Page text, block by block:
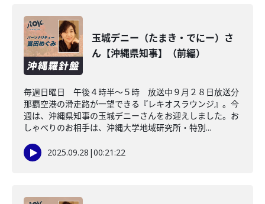
玉城デニー（たまき・でにー）さ
ん【沖縄県知事】（前編）
毎週日曜日 午後４時半～５時 放送中９月２８日放送分
那覇空港の滑走路が一望できる『レキオスラウンジ』。今
週は、沖縄県知事の玉城デニーさんをお迎えしました。お
しゃべりのお相手は、沖縄大学地域研究所・特別...
2025.09.28 |00:21:22